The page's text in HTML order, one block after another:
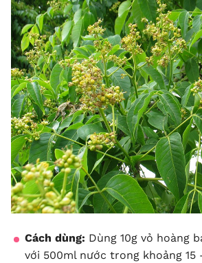
Cách dùng: Dùng 10g vỏ hoàng
với 500ml nước trong khoảng 15